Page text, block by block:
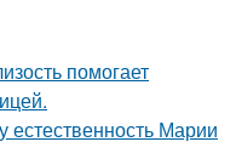
помогает
естественность Марии